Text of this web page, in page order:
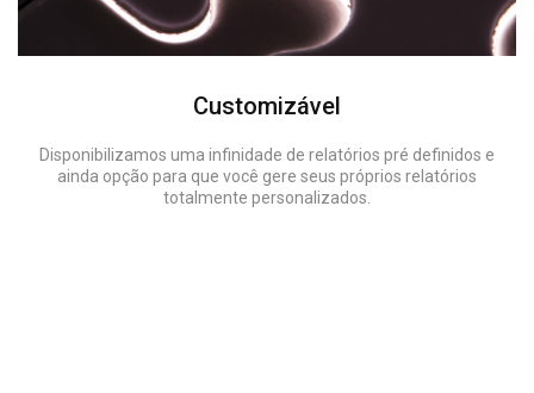
Customizável
Disponibilizamos uma infinidade de relatórios pré definidos e
ainda opção para que você gere seus próprios relatórios
totalmente personalizados.